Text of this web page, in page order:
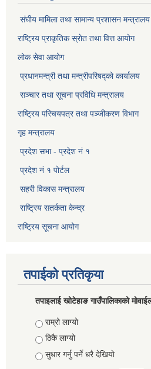
संघीय मामिला तथा सामान्य प्रशासन मन्त्रालय
राष्ट्रिय प्राकृतिक स्राेत तथा वित्त आयोग
लोक सेवा आयोग
प्रधानमन्त्री तथा मन्त्रीपरिषद्को कार्यालय
सञ्‍चार तथा सूचना प्रविधि मन्त्रालय
राष्ट्रिय परिचयपत्र तथा पञ्जीकरण विभाग​
गृह मन्त्रालय
प्रदेश सभा - प्रदेश नं १
प्रदेश नं १ पोर्टल
सहरी विकास मन्त्रालय
राष्ट्रिय सतर्कता केन्द्र
राष्ट्रिय सूचना आयोग
तपाईको प्रतिकृया
तपाइलाई खोटेहाङ गाउँपालिकाको
Choices
राम्रो लाग्यो
ठिकै लाग्यो
सुधार गर्नु पर्ने धरै देखियाे